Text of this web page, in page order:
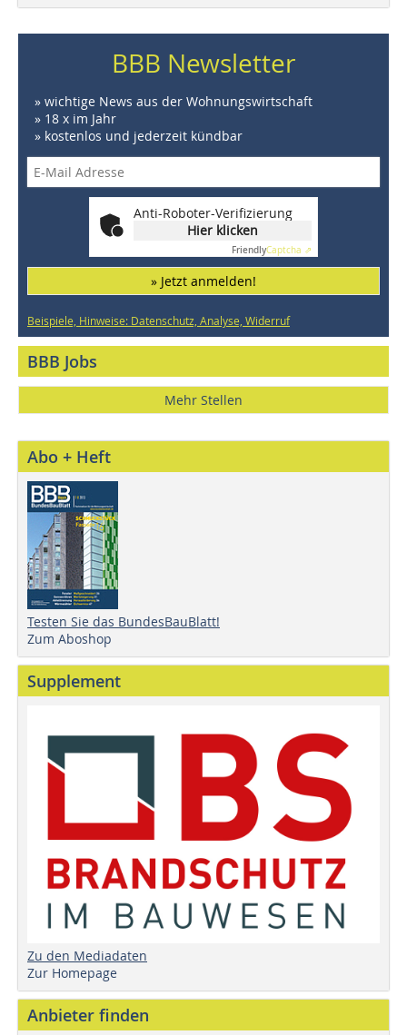
BBB Newsletter
» wichtige News aus der Wohnungswirtschaft
» 18 x im Jahr
» kostenlos und jederzeit kündbar
Anti-Roboter-Verifizierung
Hier klicken
FriendlyCaptcha ⇗
» Jetzt anmelden!
Beispiele, Hinweise: Datenschutz, Analyse, Widerruf
BBB Jobs
Mehr Stellen
Abo + Heft
Testen Sie das BundesBauBlatt!
Zum Aboshop
Supplement
Zu den Mediadaten
Zur Homepage
Anbieter finden